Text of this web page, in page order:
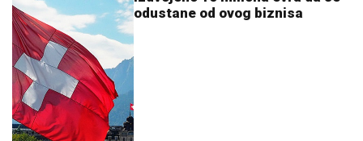
odustane od ovog biznisa